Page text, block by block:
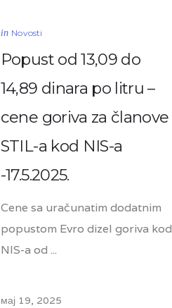
in Novosti
Popust od 13,09 do
14,89 dinara po litru –
cene goriva za članove
STIL-a kod NIS-a
-17.5.2025.
Cene sa uračunatim dodatnim
popustom Evro dizel goriva kod
NIS-a od ...
мај 19, 2025